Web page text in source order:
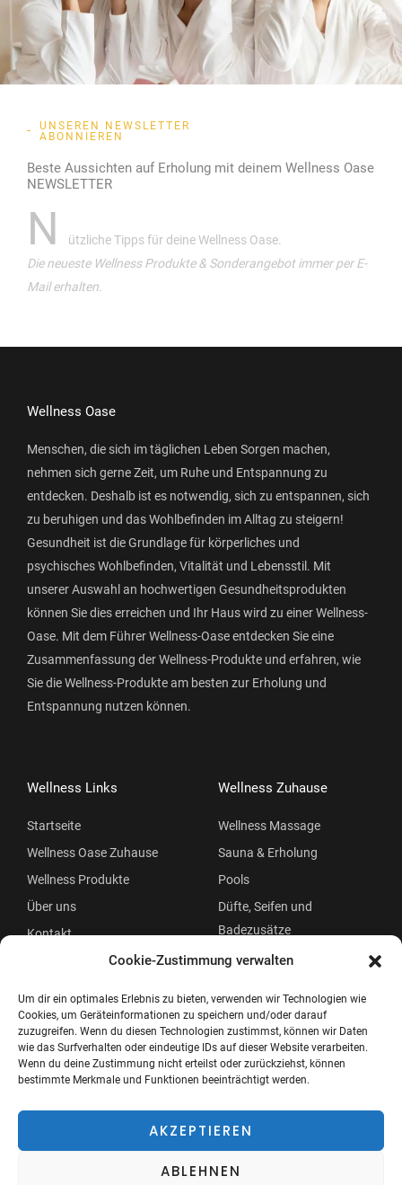
Cookie-Zustimmung verwalten
Um dir ein optimales Erlebnis zu bieten, verwenden wir Technologien wie
Cookies, um Geräteinformationen zu speichern und/oder darauf
zuzugreifen. Wenn du diesen Technologien zustimmst, können wir Daten
wie das Surfverhalten oder eindeutige IDs auf dieser Website verarbeiten.
Wenn du deine Zustimmung nicht erteilst oder zurückziehst, können
bestimmte Merkmale und Funktionen beeinträchtigt werden.
AKZEPTIEREN
ABLEHNEN
UNSEREN NEWSLETTER
ABONNIEREN
Beste Aussichten auf Erholung mit deinem Wellness Oase
NEWSLETTER
N
ützliche Tipps für deine Wellness Oase.
Die neueste Wellness Produkte & Sonderangebot immer per E-
Mail erhalten.
Wellness Oase
Menschen, die sich im täglichen Leben Sorgen machen,
nehmen sich gerne Zeit, um Ruhe und Entspannung zu
entdecken. Deshalb ist es notwendig, sich zu entspannen, sich
zu beruhigen und das Wohlbefinden im Alltag zu steigern!
Gesundheit ist die Grundlage für körperliches und
psychisches Wohlbefinden, Vitalität und Lebensstil. Mit
unserer Auswahl an hochwertigen Gesundheitsprodukten
können Sie dies erreichen und Ihr Haus wird zu einer Wellness-
Oase. Mit dem Führer Wellness-Oase entdecken Sie eine
Zusammenfassung der Wellness-Produkte und erfahren, wie
Sie die Wellness-Produkte am besten zur Erholung und
Entspannung nutzen können.
Wellness Links
Startseite
Wellness Oase Zuhause
Wellness Produkte
Über uns
Kontakt
Wellness Zuhause
Wellness Massage
Sauna & Erholung
Pools
Düfte, Seifen und
Badezusätze
Beauty
Menü